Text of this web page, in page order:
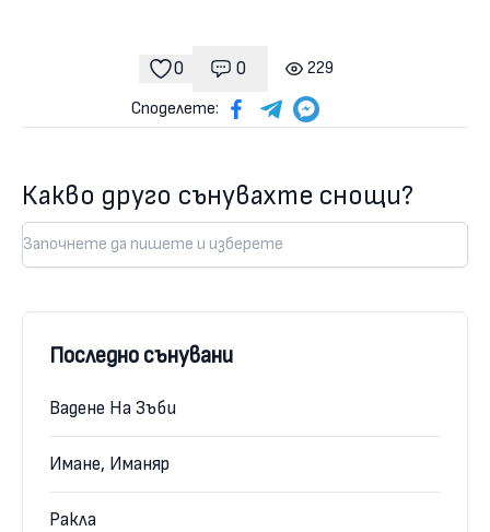
0
харесвания
0
Коментари
229
гледания
Споделете:
Какво друго сънувахте снощи?
Последно сънувани
Вадене На Зъби
Имане, Иманяр
Ракла